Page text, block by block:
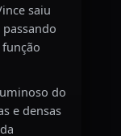
saiu
do
e densas